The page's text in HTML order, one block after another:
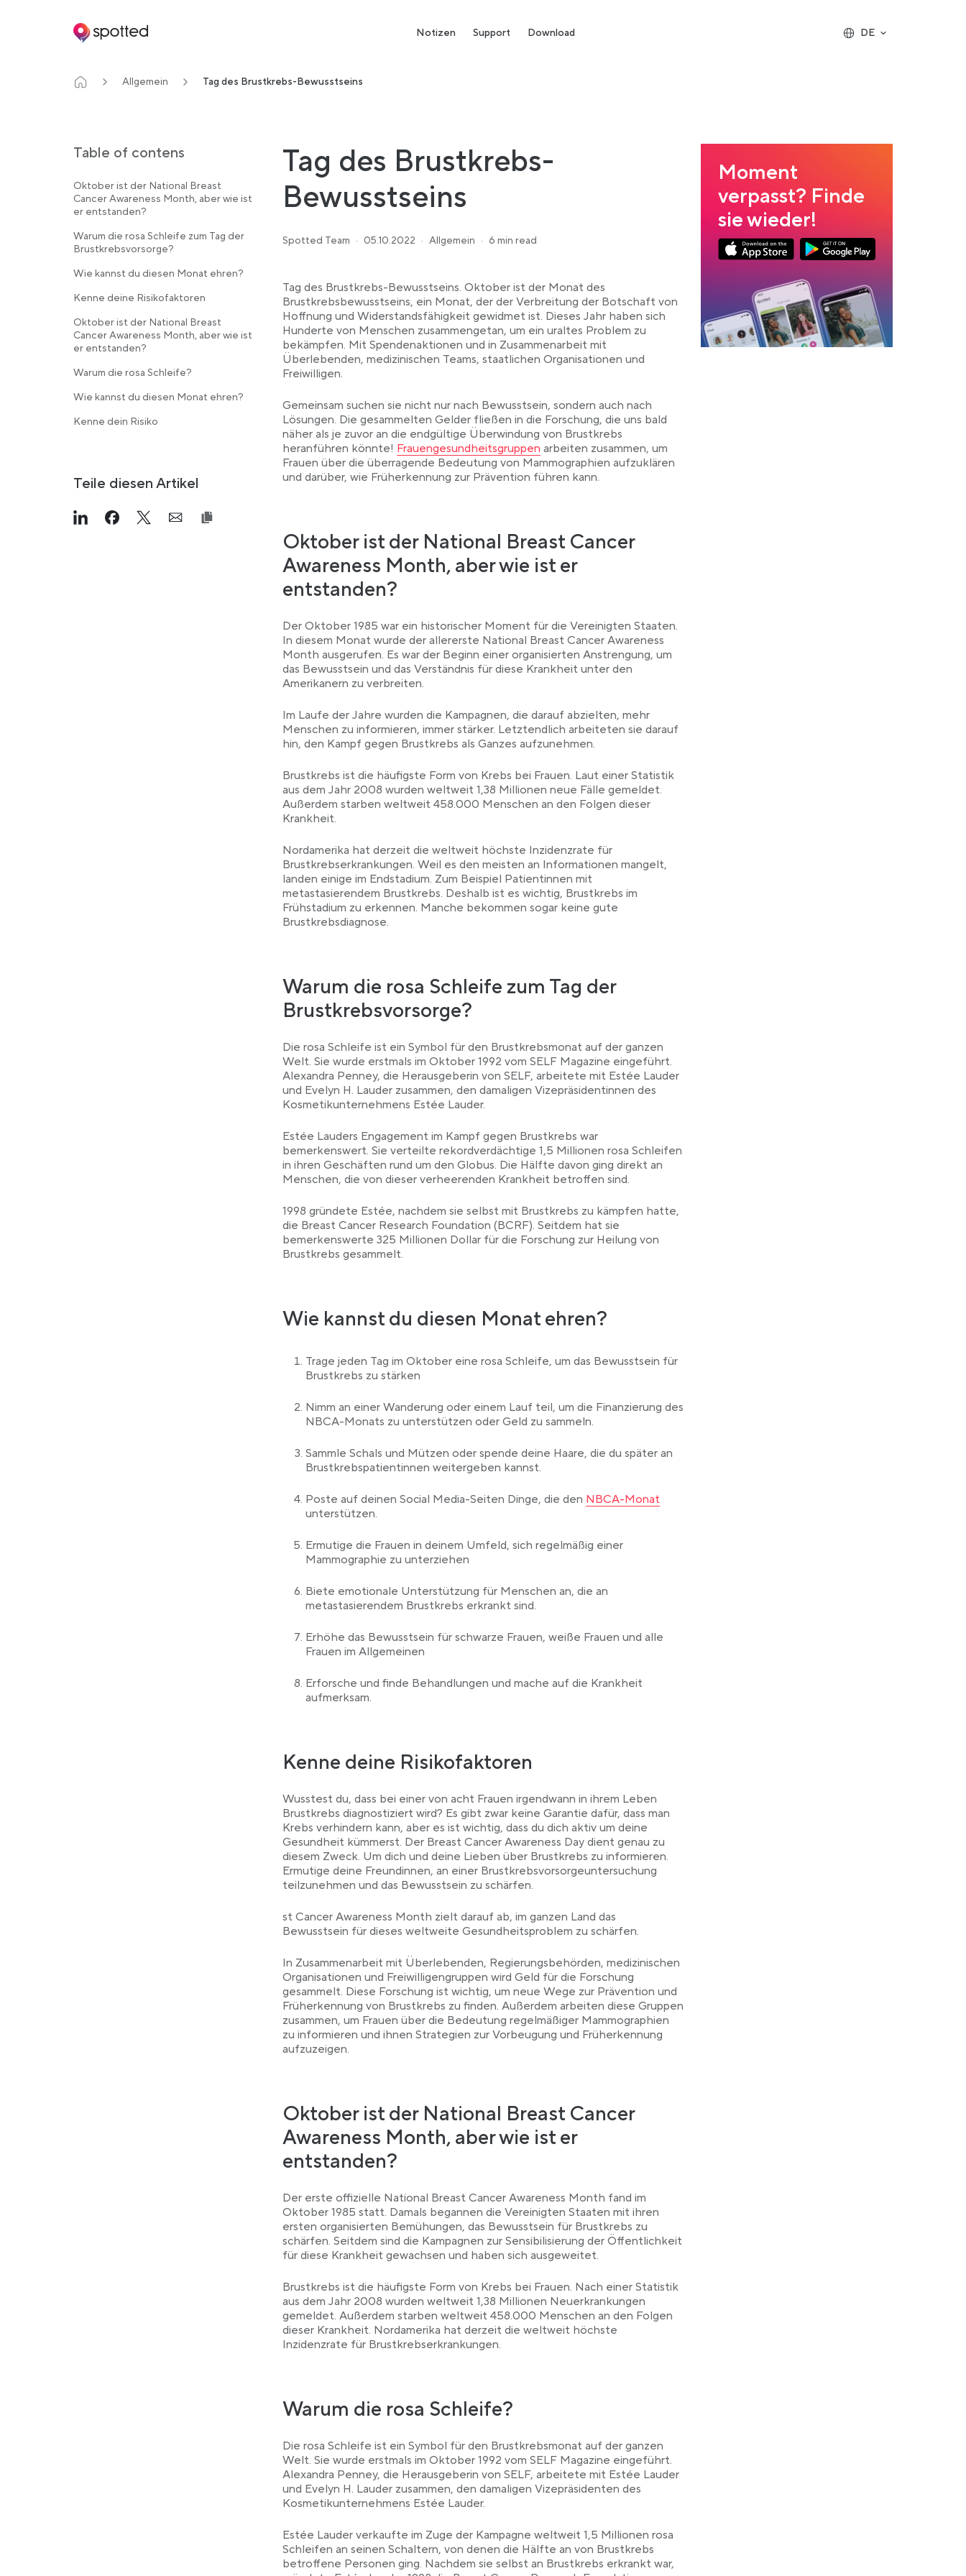
Main navigation Notizen Support Download DE
Allgemein Tag des Brustkrebs-Bewusstseins
Table of contens
Oktober ist der National Breast
Cancer Awareness Month, aber wie ist
er entstanden?
Warum die rosa Schleife zum Tag der
Brustkrebsvorsorge?
Wie kannst du diesen Monat ehren?
Kenne deine Risikofaktoren
Oktober ist der National Breast
Cancer Awareness Month, aber wie ist
er entstanden?
Warum die rosa Schleife?
Wie kannst du diesen Monat ehren?
Kenne dein Risiko
Teile diesen Artikel
Link opens in a new tab
>Share on Linkedin
Link opens in a new tab
>Share on Facebook
Link opens in a new tab
>Share on Twitter
Link opens in a new tab
>Share on Email
Tag des Brustkrebs-
Bewusstseins
Spotted Team · 05.10.2022 · Allgemein · 6 min read
Tag des Brustkrebs-Bewusstseins. Oktober ist der Monat des
Brustkrebsbewusstseins, ein Monat, der der Verbreitung der Botschaft von
Hoffnung und Widerstandsfähigkeit gewidmet ist. Dieses Jahr haben sich
Hunderte von Menschen zusammengetan, um ein uraltes Problem zu
bekämpfen. Mit Spendenaktionen und in Zusammenarbeit mit
Überlebenden, medizinischen Teams, staatlichen Organisationen und
Freiwilligen.
Gemeinsam suchen sie nicht nur nach Bewusstsein, sondern auch nach
Lösungen. Die gesammelten Gelder fließen in die Forschung, die uns bald
näher als je zuvor an die endgültige Überwindung von Brustkrebs
heranführen könnte! Link opens in a new tab
Frauengesundheitsgruppen arbeiten zusammen, um
Frauen über die überragende Bedeutung von Mammographien aufzuklären
und darüber, wie Früherkennung zur Prävention führen kann.
Oktober ist der National Breast Cancer
Awareness Month, aber wie ist er
entstanden?
Der Oktober 1985 war ein historischer Moment für die Vereinigten Staaten.
In diesem Monat wurde der allererste National Breast Cancer Awareness
Month ausgerufen. Es war der Beginn einer organisierten Anstrengung, um
das Bewusstsein und das Verständnis für diese Krankheit unter den
Amerikanern zu verbreiten.
Im Laufe der Jahre wurden die Kampagnen, die darauf abzielten, mehr
Menschen zu informieren, immer stärker. Letztendlich arbeiteten sie darauf
hin, den Kampf gegen Brustkrebs als Ganzes aufzunehmen.
Brustkrebs ist die häufigste Form von Krebs bei Frauen. Laut einer Statistik
aus dem Jahr 2008 wurden weltweit 1,38 Millionen neue Fälle gemeldet.
Außerdem starben weltweit 458.000 Menschen an den Folgen dieser
Krankheit.
Nordamerika hat derzeit die weltweit höchste Inzidenzrate für
Brustkrebserkrankungen. Weil es den meisten an Informationen mangelt,
landen einige im Endstadium. Zum Beispiel Patientinnen mit
metastasierendem Brustkrebs. Deshalb ist es wichtig, Brustkrebs im
Frühstadium zu erkennen. Manche bekommen sogar keine gute
Brustkrebsdiagnose.
Warum die rosa Schleife zum Tag der
Brustkrebsvorsorge?
Die rosa Schleife ist ein Symbol für den Brustkrebsmonat auf der ganzen
Welt. Sie wurde erstmals im Oktober 1992 vom SELF Magazine eingeführt.
Alexandra Penney, die Herausgeberin von SELF, arbeitete mit Estée Lauder
und Evelyn H. Lauder zusammen, den damaligen Vizepräsidentinnen des
Kosmetikunternehmens Estée Lauder.
Estée Lauders Engagement im Kampf gegen Brustkrebs war
bemerkenswert. Sie verteilte rekordverdächtige 1,5 Millionen rosa Schleifen
in ihren Geschäften rund um den Globus. Die Hälfte davon ging direkt an
Menschen, die von dieser verheerenden Krankheit betroffen sind.
1998 gründete Estée, nachdem sie selbst mit Brustkrebs zu kämpfen hatte,
die Breast Cancer Research Foundation (BCRF). Seitdem hat sie
bemerkenswerte 325 Millionen Dollar für die Forschung zur Heilung von
Brustkrebs gesammelt.
Wie kannst du diesen Monat ehren?
Trage jeden Tag im Oktober eine rosa Schleife, um das Bewusstsein für
Brustkrebs zu stärken
Nimm an einer Wanderung oder einem Lauf teil, um die Finanzierung des
NBCA-Monats zu unterstützen oder Geld zu sammeln.
Sammle Schals und Mützen oder spende deine Haare, die du später an
Brustkrebspatientinnen weitergeben kannst.
Poste auf deinen Social Media-Seiten Dinge, die den Link opens in a new tab
NBCA-Monat
unterstützen.
Ermutige die Frauen in deinem Umfeld, sich regelmäßig einer
Mammographie zu unterziehen
Biete emotionale Unterstützung für Menschen an, die an
metastasierendem Brustkrebs erkrankt sind.
Erhöhe das Bewusstsein für schwarze Frauen, weiße Frauen und alle
Frauen im Allgemeinen
Erforsche und finde Behandlungen und mache auf die Krankheit
aufmerksam.
Kenne deine Risikofaktoren
Wusstest du, dass bei einer von acht Frauen irgendwann in ihrem Leben
Brustkrebs diagnostiziert wird? Es gibt zwar keine Garantie dafür, dass man
Krebs verhindern kann, aber es ist wichtig, dass du dich aktiv um deine
Gesundheit kümmerst. Der Breast Cancer Awareness Day dient genau zu
diesem Zweck. Um dich und deine Lieben über Brustkrebs zu informieren.
Ermutige deine Freundinnen, an einer Brustkrebsvorsorgeuntersuchung
teilzunehmen und das Bewusstsein zu schärfen.
st Cancer Awareness Month zielt darauf ab, im ganzen Land das
Bewusstsein für dieses weltweite Gesundheitsproblem zu schärfen.
In Zusammenarbeit mit Überlebenden, Regierungsbehörden, medizinischen
Organisationen und Freiwilligengruppen wird Geld für die Forschung
gesammelt. Diese Forschung ist wichtig, um neue Wege zur Prävention und
Früherkennung von Brustkrebs zu finden. Außerdem arbeiten diese Gruppen
zusammen, um Frauen über die Bedeutung regelmäßiger Mammographien
zu informieren und ihnen Strategien zur Vorbeugung und Früherkennung
aufzuzeigen.
Oktober ist der National Breast Cancer
Awareness Month, aber wie ist er
entstanden?
Der erste offizielle National Breast Cancer Awareness Month fand im
Oktober 1985 statt. Damals begannen die Vereinigten Staaten mit ihren
ersten organisierten Bemühungen, das Bewusstsein für Brustkrebs zu
schärfen. Seitdem sind die Kampagnen zur Sensibilisierung der Öffentlichkeit
für diese Krankheit gewachsen und haben sich ausgeweitet.
Brustkrebs ist die häufigste Form von Krebs bei Frauen. Nach einer Statistik
aus dem Jahr 2008 wurden weltweit 1,38 Millionen Neuerkrankungen
gemeldet. Außerdem starben weltweit 458.000 Menschen an den Folgen
dieser Krankheit. Nordamerika hat derzeit die weltweit höchste
Inzidenzrate für Brustkrebserkrankungen.
Warum die rosa Schleife?
Die rosa Schleife ist ein Symbol für den Brustkrebsmonat auf der ganzen
Welt. Sie wurde erstmals im Oktober 1992 vom SELF Magazine eingeführt.
Alexandra Penney, die Herausgeberin von SELF, arbeitete mit Estée Lauder
und Evelyn H. Lauder zusammen, den damaligen Vizepräsidenten des
Kosmetikunternehmens Estée Lauder.
Estée Lauder verkaufte im Zuge der Kampagne weltweit 1,5 Millionen rosa
Schleifen an seinen Schaltern, von denen die Hälfte an von Brustkrebs
betroffene Personen ging. Nachdem sie selbst an Brustkrebs erkrankt war,
Moment
verpasst? Finde
sie wieder!
Link opens in a new tabLink opens in a new tab